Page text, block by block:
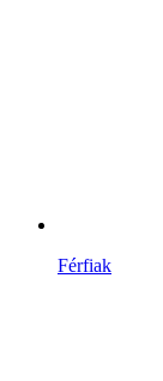
Férfiak